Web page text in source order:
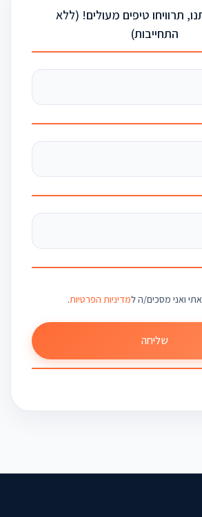
תרוויחו טיפים מעולים! (ללא
התחייבות)
ואני מסכים/ה למדיניות הפרטיות.